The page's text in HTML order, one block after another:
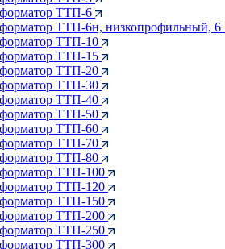
ТТП-6
ТТП-6н, низкопрофильный,
ТТП-10
ТТП-15
ТТП-20
ТТП-30
ТТП-40
ТТП-50
ТТП-60
ТТП-70
ТТП-80
ТТП-100
ТТП-120
ТТП-150
ТТП-200
ТТП-250
ТТП-300